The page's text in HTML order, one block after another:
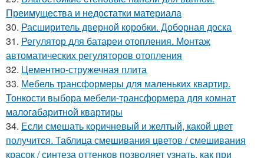
Преимущества и недостатки материала
30. Расширитель дверной коробки. Доборная доска
31. Регулятор для батареи отопления. Монтаж
автоматических регуляторов отопления
32. Цементно-стружечная плита
33. Мебель трансформеры для маленьких квартир.
Тонкости выбора мебели-трансформера для комнат
малогабаритной квартиры
34. Если смешать коричневый и желтый, какой цвет
получится. Таблица смешивания цветов / смешивания
красок / синтеза оттенков позволяет узнать, как при